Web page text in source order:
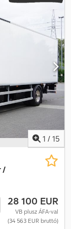
100% libre de
Csdpfx
1 / 15
/
28 100 EUR
VB plusz ÁFA-val
(34 563 EUR bruttó)